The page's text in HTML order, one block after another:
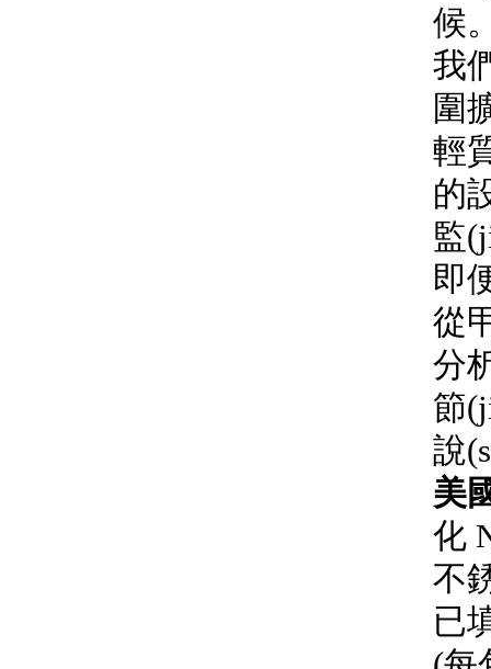
候
我
圍
輕
的
監
即
從
分
節
說
美
化
不
已